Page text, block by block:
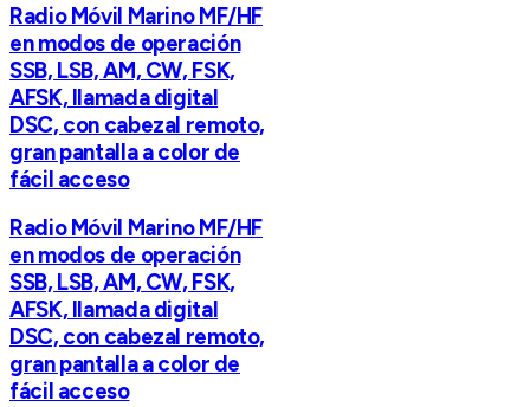
Radio Móvil Marino MF/HF
en modos de operación
SSB, LSB, AM, CW, FSK,
AFSK, llamada digital
DSC, con cabezal remoto,
gran pantalla a color de
fácil acceso
Radio Móvil Marino MF/HF
en modos de operación
SSB, LSB, AM, CW, FSK,
AFSK, llamada digital
DSC, con cabezal remoto,
gran pantalla a color de
fácil acceso